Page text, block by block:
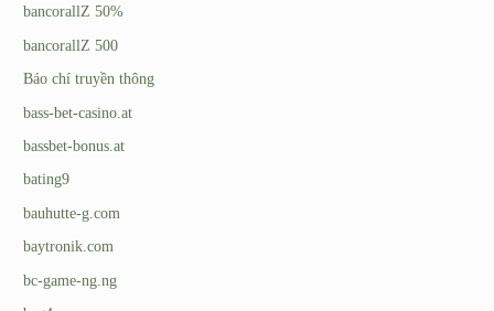
bancorallZ 50%
bancorallZ 500
Báo chí truyền thông
bass-bet-casino.at
bassbet-bonus.at
bating9
bauhutte-g.com
baytronik.com
bc-game-ng.ng